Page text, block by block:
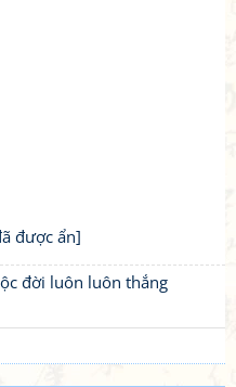
được ẩn]
đời luôn luôn thắng